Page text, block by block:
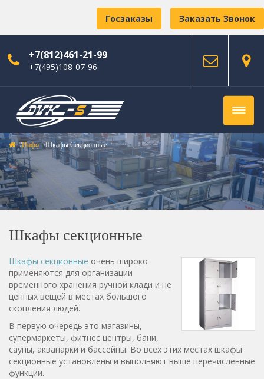
Заказать Звонок
Госзаказы
+7(812)461-21-99
+7(495)108-07-96
Инфо Шкафы Секционные
Шкафы секционные
Шкафы секционные очень широко
применяются для организации
временного хранения ручной клади и не
ценных вещей в местах большого
скопления людей.
В первую очередь это магазины,
супермаркеты, фитнес центры, бани,
сауны, аквапарки и бассейны. Во всех этих местах шкафы
секционные установлены и выполняют выше перечисленные
функции.